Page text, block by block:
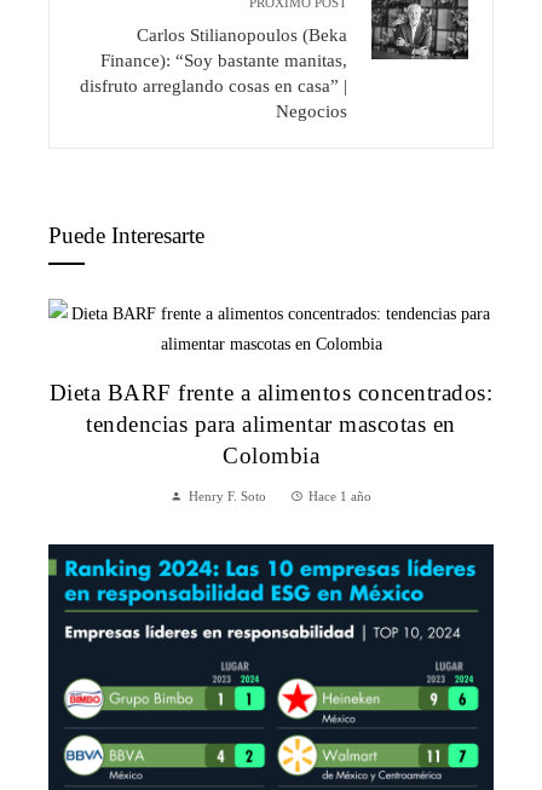
PRÓXIMO POST
Carlos Stilianopoulos (Beka
Finance): “Soy bastante manitas,
disfruto arreglando cosas en casa” |
Negocios
Puede Interesarte
Dieta BARF frente a alimentos concentrados:
tendencias para alimentar mascotas en
Colombia
Henry F. Soto Hace 1 año